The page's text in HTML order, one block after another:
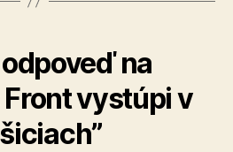
na
Front vystúpi v